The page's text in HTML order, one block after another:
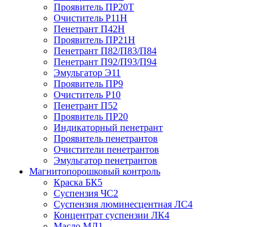
Проявитель ПР20Т
Очиститель Р11Н
Пенетрант П42Н
Проявитель ПР21Н
Пенетрант П82/П83/П84
Пенетрант П92/П93/П94
Эмульгатор Э11
Проявитель ПР9
Очиститель Р10
Пенетрант П52
Проявитель ПР20
Индикаторный пенетрант
Проявитель пенетрантов
Очистители пенетрантов
Эмульгатор пенетрантов
Магнитопорошковый контроль
Краска БК5
Суспензия ЧС2
Суспензия люминесцентная ЛС4
Концентрат суспензии ЛК4